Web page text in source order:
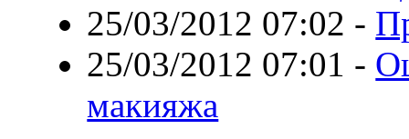
25/03/2012 07:02 -
25/03/2012 07:01 -
макияжа